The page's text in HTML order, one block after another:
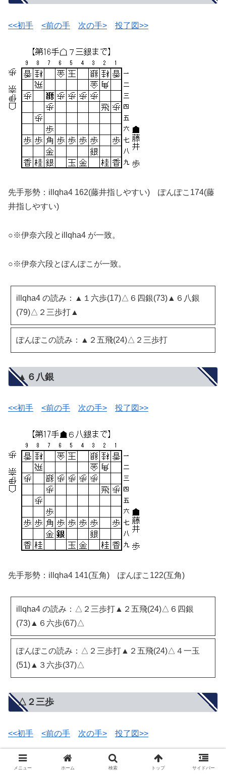
<<初手 <前の手 次の手> 投了図>>
先手形勢：illqha4 162(藤井指しやすい) ぽんぽこ174(藤
井指しやすい)
○※伊奈六段とillqha4 が一致。
○※伊奈六段とぽんぽこが一致。
illqha4 の読み：▲１六歩(17)△６四銀(73)▲６八銀
(79)△２三歩打▲
ぽんぽこの読み：▲２五飛(24)△２三歩打
▲６八銀
<<初手 <前の手 次の手> 投了図>>
先手形勢：illqha4 141(互角) ぽんぽこ122(互角)
illqha4 の読み：△２三歩打▲２五飛(24)△６四銀
(73)▲６六歩(67)△
ぽんぽこの読み：△２三歩打▲２五飛(24)△４一玉
(51)▲３六歩(37)△
△２三歩
<<初手 <前の手 次の手> 投了図>>
メニュー ホーム 検索 トップ サイドバー